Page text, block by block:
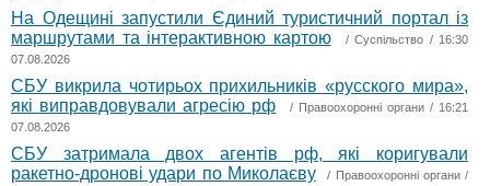
На Одещині запустили Єдиний туристичний портал із
маршрутами та інтерактивною картою
/ Суспільство / 16:30
07.08.2026
СБУ викрила чотирьох прихильників «русского мира»,
які виправдовували агресію рф
/ Правоохоронні органи/ 16:21
07.08.2026
СБУ затримала двох агентів рф, які коригували
ракетно-дронові удари по Миколаєву
/ Правоохоронні органи/